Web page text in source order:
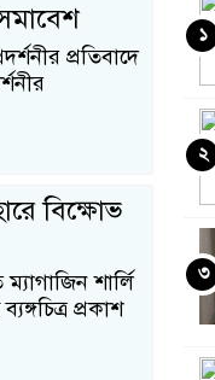
প্রতিবাদে
বিক্ষোভ
শার্লি
প্রকাশ
১
২
৩